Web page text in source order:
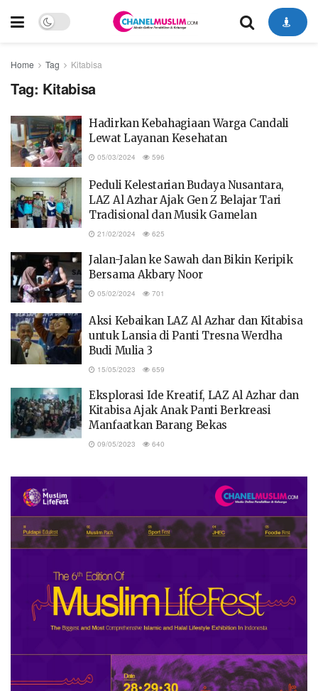
Home Tag Kitabisa
Tag: Kitabisa
Hadirkan Kebahagiaan Warga Candali
Lewat Layanan Kesehatan
05/03/2024 596
Peduli Kelestarian Budaya Nusantara,
LAZ Al Azhar Ajak Gen Z Belajar Tari
Tradisional dan Musik Gamelan
21/02/2024 625
Jalan-Jalan ke Sawah dan Bikin Keripik
Bersama Akbary Noor
05/02/2024 701
Aksi Kebaikan LAZ Al Azhar dan Kitabisa
untuk Lansia di Panti Tresna Werdha
Budi Mulia 3
15/05/2023 659
Eksplorasi Ide Kreatif, LAZ Al Azhar dan
Kitabisa Ajak Anak Panti Berkreasi
Manfaatkan Barang Bekas
09/05/2023 640